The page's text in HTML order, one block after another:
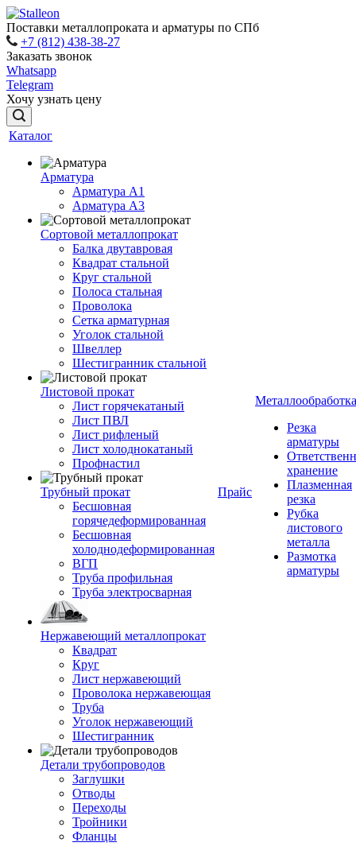
Поставки металлопроката и арматуры по СПб
+7 (812) 438-38-27
Заказать звонок
Whatsapp
Telegram
Хочу узнать цену
Каталог
Арматура
Арматура A1
Арматура А3
Сортовой металлопрокат
Балка двутавровая
Квадрат стальной
Круг стальной
Полоса стальная
Проволока
Сетка арматурная
Уголок стальной
Швеллер
Шестигранник стальной
Листовой прокат
Лист горячекатаный
Лист ПВЛ
Лист рифленый
Лист холоднокатаный
Профнастил
Трубный прокат
Бесшовная
горячедеформированная
Бесшовная
холоднодеформированная
ВГП
Труба профильная
Труба электросварная
Нержавеющий металлопрокат
Квадрат
Круг
Лист нержавеющий
Проволока нержавеющая
Труба
Уголок нержавеющий
Шестигранник
Детали трубопроводов
Заглушки
Отводы
Переходы
Тройники
Фланцы
Прайс
Металлообработка
Резка
арматуры
хранение
Плазменная
резка
Рубка
листового
металла
Размотка
арматуры